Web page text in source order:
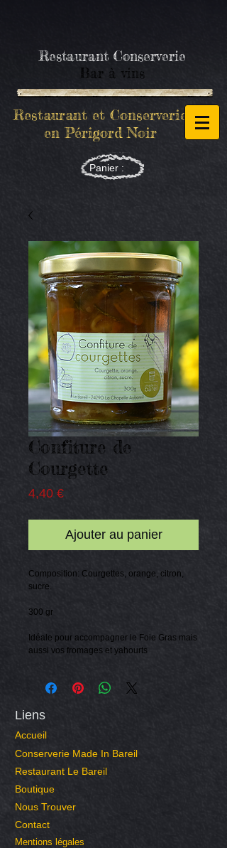
Restaurant Conserverie
Bar à vins
Restaurant et Conserverie
en Périgord Noir
Panier :
Confiture de
Courgette
4,40 €Prix
Ajouter au panier
Composition: Courgettes, orange, citron,
sucre.
300 gr
Idéale pour accompagner le Foie Gras mais
aussi vos fromages et yahourts
Liens
Accueil
Conserverie Made In Bareil
Restaurant Le Bareil
Boutique
Nous Trouver
Contact
Mentions légales